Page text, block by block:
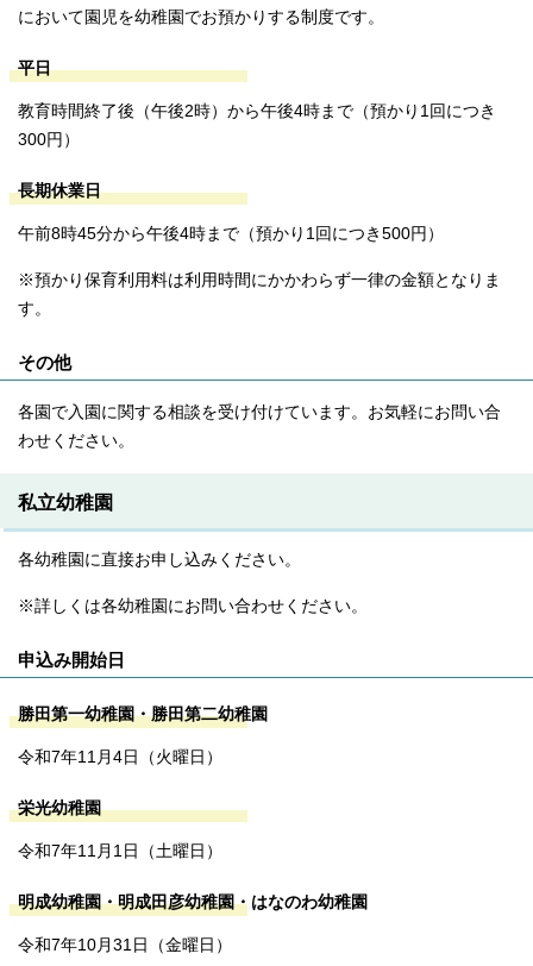
において園児を幼稚園でお預かりする制度です。
平日
教育時間終了後（午後2時）から午後4時まで（預かり1回につき
300円）
長期休業日
午前8時45分から午後4時まで（預かり1回につき500円）
※預かり保育利用料は利用時間にかかわらず一律の金額となりま
す。
その他
各園で入園に関する相談を受け付けています。お気軽にお問い合
わせください。
私立幼稚園
各幼稚園に直接お申し込みください。
※詳しくは各幼稚園にお問い合わせください。
申込み開始日
勝田第一幼稚園・勝田第二幼稚園
令和7年11月4日（火曜日）
栄光幼稚園
令和7年11月1日（土曜日）
明成幼稚園・明成田彦幼稚園・はなのわ幼稚園
令和7年10月31日（金曜日）